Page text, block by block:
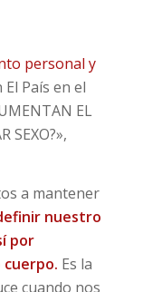
personal y
País en el
EL
SEXO?»,
a mantener
nuestro
por
Es la
cuando nos